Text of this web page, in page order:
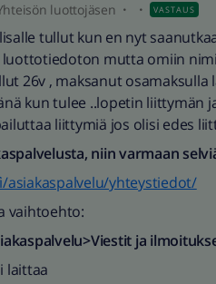
luottojäsen VASTAUS
tullut kun en nyt
mutta omiin
26v , maksanut
kun tulee ..lopetin liittymän
liittymiä jos olisi edes
niin varmaan
asiakaspalvelu/yhteystiedot/
vaihtoehto:
ja
laittaa